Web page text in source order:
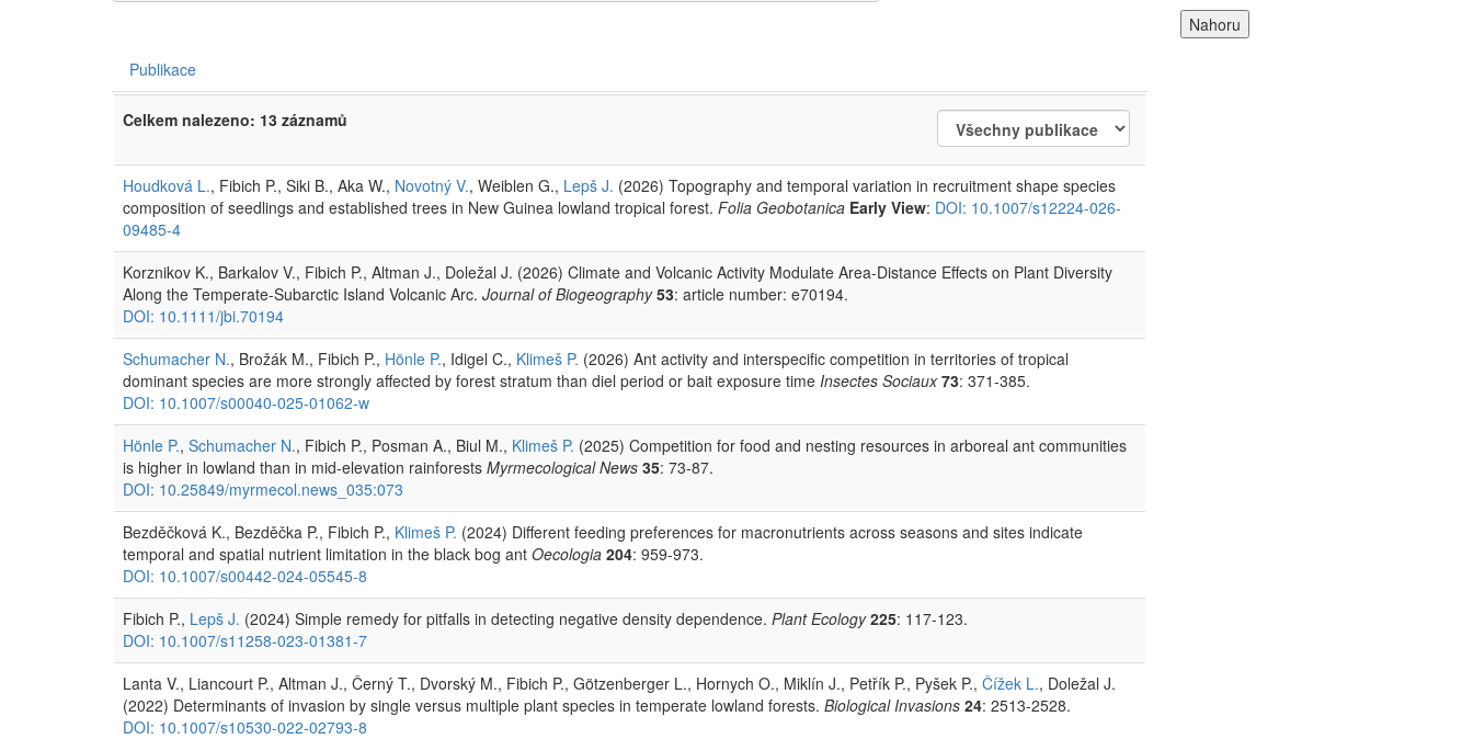
Publikace
Celkem nalezeno: 13 záznamů
Houdková L., Fibich P., Siki B., Aka W., Novotný V., Weiblen G., Lepš J. (2026) Topography and temporal variation in recruitment shape species
composition of seedlings and established trees in New Guinea lowland tropical forest. Folia Geobotanica Early View: DOI: 10.1007/s12224-026-
09485-4
Korznikov K., Barkalov V., Fibich P., Altman J., Doležal J. (2026) Climate and Volcanic Activity Modulate Area-Distance Effects on Plant Diversity
Along the Temperate-Subarctic Island Volcanic Arc. Journal of Biogeography 53: article number: e70194.
DOI: 10.1111/jbi.70194
Schumacher N., Brožák M., Fibich P., Hönle P., Idigel C., Klimeš P. (2026) Ant activity and interspecific competition in territories of tropical
dominant species are more strongly affected by forest stratum than diel period or bait exposure time Insectes Sociaux 73: 371-385.
DOI: 10.1007/s00040-025-01062-w
Hönle P., Schumacher N., Fibich P., Posman A., Biul M., Klimeš P. (2025) Competition for food and nesting resources in arboreal ant communities
is higher in lowland than in mid-elevation rainforests Myrmecological News 35: 73-87.
DOI: 10.25849/myrmecol.news_035:073
Bezděčková K., Bezděčka P., Fibich P., Klimeš P. (2024) Different feeding preferences for macronutrients across seasons and sites indicate
temporal and spatial nutrient limitation in the black bog ant Oecologia 204: 959-973.
DOI: 10.1007/s00442-024-05545-8
Fibich P., Lepš J. (2024) Simple remedy for pitfalls in detecting negative density dependence. Plant Ecology 225: 117-123.
DOI: 10.1007/s11258-023-01381-7
Lanta V., Liancourt P., Altman J., Černý T., Dvorský M., Fibich P., Götzenberger L., Hornych O., Miklín J., Petřík P., Pyšek P., Čížek L., Doležal J.
(2022) Determinants of invasion by single versus multiple plant species in temperate lowland forests. Biological Invasions 24: 2513-2528.
DOI: 10.1007/s10530-022-02793-8
Nahoru